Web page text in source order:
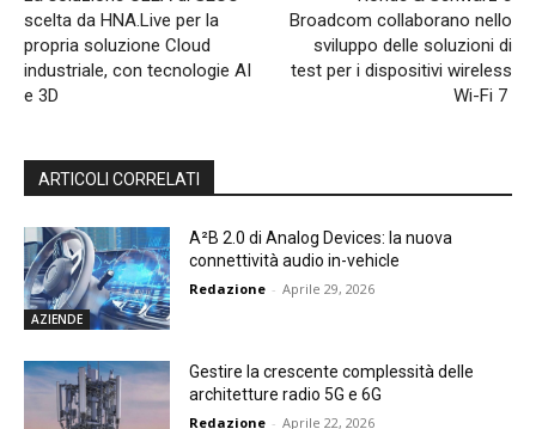
scelta da HNA.Live per la
propria soluzione Cloud
industriale, con tecnologie AI
e 3D
Broadcom collaborano nello
sviluppo delle soluzioni di
test per i dispositivi wireless
Wi-Fi 7
ARTICOLI CORRELATI
AZIENDE
A²B 2.0 di Analog Devices: la nuova
connettività audio in-vehicle
Redazione - Aprile 29, 2026
Gestire la crescente complessità delle
architetture radio 5G e 6G
Redazione - Aprile 22, 2026